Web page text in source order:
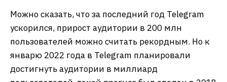
Можно сказать, что за последний год Telegram
ускорился, прирост аудитории в 200 млн
пользователей можно считать рекордным. Но к
январю 2022 года в Telegram планировали
достигнуть аудитории в миллиард